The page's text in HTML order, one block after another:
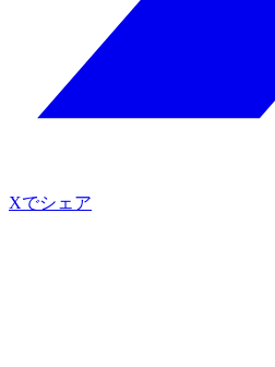
Xでシェア